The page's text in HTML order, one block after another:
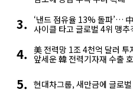
‘낸드 점유율 13% 돌파’…
사이클 타고 글로벌 4위 맹추
美 전력망 1조 4천억 달러 투
앞세운 韓 전력기자재 수출
현대차그룹, 새만금에 글로